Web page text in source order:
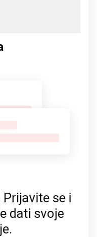
se i
dati svoje